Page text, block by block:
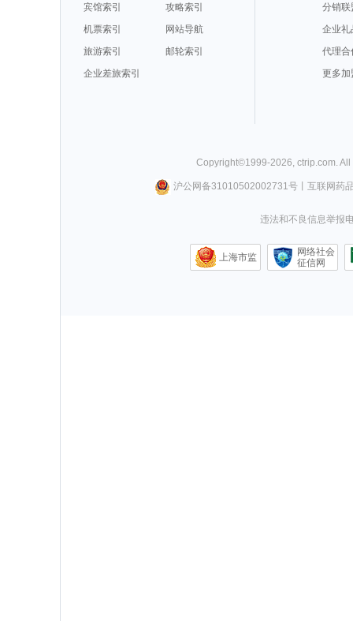
宾馆索引
攻略索引
机票索引
网站导航
旅游索引
邮轮索引
企业差旅索引
分销联
企业礼
代理合
更多加
Copyright©1999-2026 ctrip.com .
沪公网备31010502002731号丨 互联网药
违法和不良信息举报
上海市监
网络社会
征信网